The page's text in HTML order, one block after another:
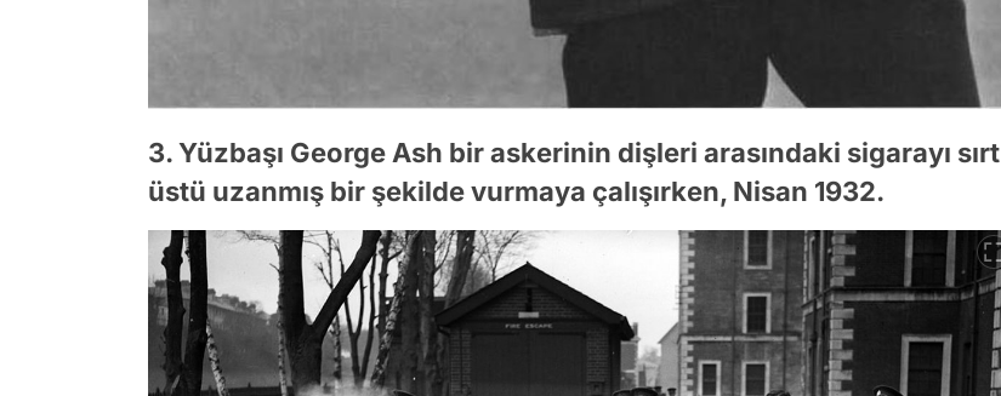
3. Yüzbaşı George Ash bir askerinin dişleri arasındaki sigarayı sırt
üstü uzanmış bir şekilde vurmaya çalışırken, Nisan 1932.